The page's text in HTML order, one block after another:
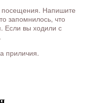
посещения. Напишите
запомнилось, что
Если вы ходили с
приличия.